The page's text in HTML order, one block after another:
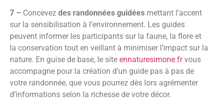
7 – Concevez des randonnées guidées mettant l’accent
sur la sensibilisation à l’environnement. Les guides
peuvent informer les participants sur la faune, la flore et
la conservation tout en veillant à minimiser l’impact sur la
nature. En guise de base, le site ennaturesimone.frvous
accompagne pour la création d’un guide pas à pas de
votre randonnée, que vous pourrez dès lors agrémenter
d’informations selon la richesse de votre décor.